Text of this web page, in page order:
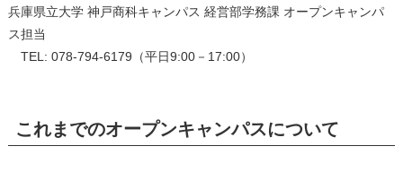
兵庫県立大学 神戸商科キャンパス 経営部学務課 オープンキャンパ
ス担当
TEL: 078-794-6179（平日9:00－17:00）
これまでのオープンキャンパスについて